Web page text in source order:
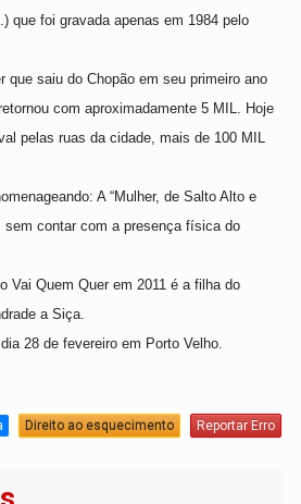
que foi gravada apenas em 1984 pelo
que saiu do Chopão em seu primeiro ano
com aproximadamente 5 MIL. Hoje
pelas ruas da cidade, mais de 100 MIL
A “Mulher, de Salto Alto e
sem contar com a presença física do
Vai Quem Quer em 2011 é a filha do
a Siça.
28 de fevereiro em Porto Velho.
Direito ao esquecimento Reportar Erro